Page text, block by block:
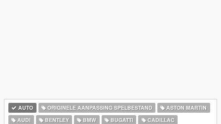
AUTO ORIGINELE AANPASSING SPELBESTAND
ASTON MARTIN
AUDI
BENTLEY BMW BUGATTI
CADILLAC